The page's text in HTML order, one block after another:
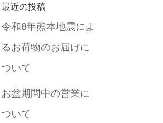
最近の投稿
令和8年熊本地震によ
るお荷物のお届けに
ついて
お盆期間中の営業に
ついて